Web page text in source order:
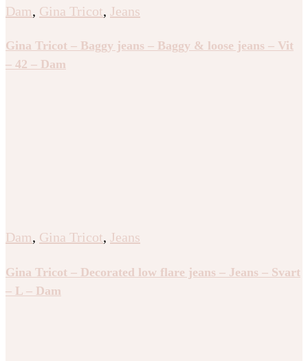
Dam, Gina Tricot, Jeans
Gina Tricot – Baggy jeans – Baggy & loose jeans – Vit
– 42 – Dam
Dam, Gina Tricot, Jeans
Gina Tricot – Decorated low flare jeans – Jeans – Svart
– L – Dam